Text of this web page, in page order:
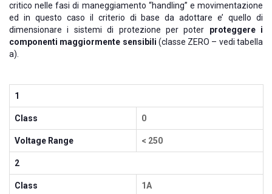
critico nelle fasi di maneggiamento “handling” e movimentazione
ed in questo caso il criterio di base da adottare e’ quello di
dimensionare i sistemi di protezione per poter proteggere i
componenti maggiormente sensibili (classe ZERO – vedi tabella
a).
1
Class 0
Voltage Range < 250
2
Class 1A